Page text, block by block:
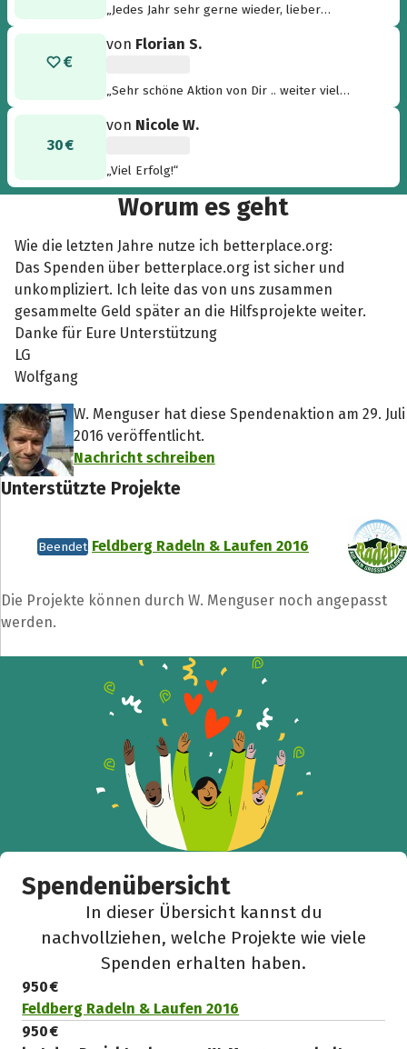
„Jedes Jahr sehr gerne wieder, lieber
von Florian S.
„Sehr schöne Aktion von Dir .. weiter viel
30 €
von Nicole W.
„Viel Erfolg!“
Worum es geht
Wie die letzten Jahre nutze ich betterplace.org:
Das Spenden über betterplace.org ist sicher und
unkompliziert. Ich leite das von uns zusammen
gesammelte Geld später an die Hilfsprojekte weiter.
Danke für Eure Unterstützung
LG
Wolfgang
W. Menguser hat diese Spendenaktion am 29. Juli
2016 veröffentlicht.
Nachricht schreiben
Unterstützte Projekte
Beendet Feldberg Radeln & Laufen 2016
Die Projekte können durch W. Menguser noch angepasst
werden.
Spendenübersicht
In dieser Übersicht kannst du
nachvollziehen, welche Projekte wie viele
Spenden erhalten haben.
950 €
Feldberg Radeln & Laufen 2016
950 €